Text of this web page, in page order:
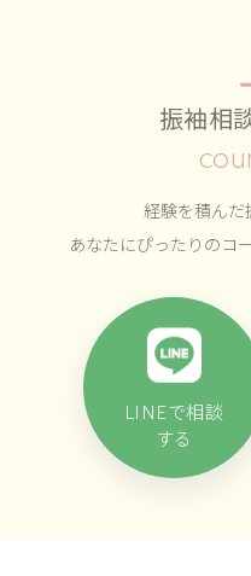
振袖相
経験を積んだ
あなたにぴったりのコ
LINEで相談
する